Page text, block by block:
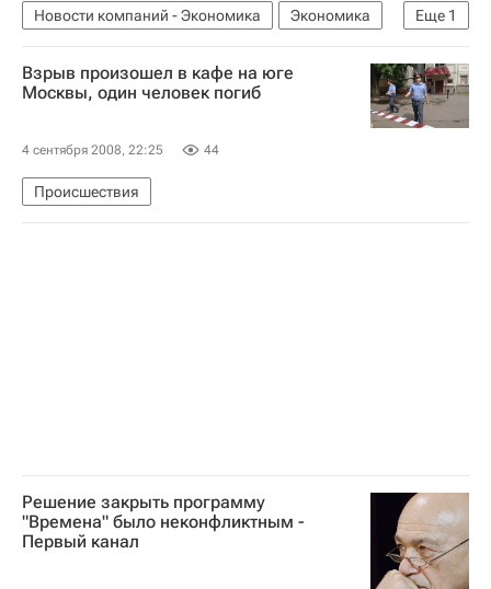
Еще 1
Новости компаний - Экономика
Экономика
Ситуация вокруг альянса AiRUnion
Взрыв произошел в кафе на юге
Москвы, один человек погиб
4 сентября 2008, 22:25 44
Происшествия
Решение закрыть программу
"Времена" было неконфликтным -
Первый канал